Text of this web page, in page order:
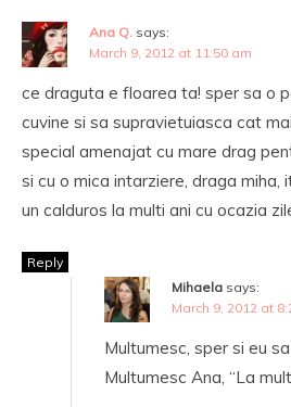
Ana Q. says:
March 9, 2012 at 11:50 am
ce draguta e floarea ta! sper sa o
cuvine si sa supravietuiasca cat
special amenajat cu mare drag
si cu o mica intarziere, draga miha,
un calduros la multi ani cu ocazia
Reply
Mihaela says:
March 9, 2012 at
Multumesc, sper si eu
Multumesc Ana, “La